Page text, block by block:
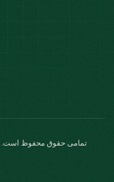
تمامی حقوق محفوظ است.